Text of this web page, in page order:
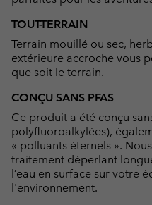
TOUT-TERRAIN
Terrain mouillé ou sec,
extérieure accroche vous
que soit le terrain.
CONÇU SANS PFAS
Ce produit a été conçu
polyfluoroalkylées),
« polluants éternels ».
traitement déperlant
l’eau en surface sur votre
l'environnement.